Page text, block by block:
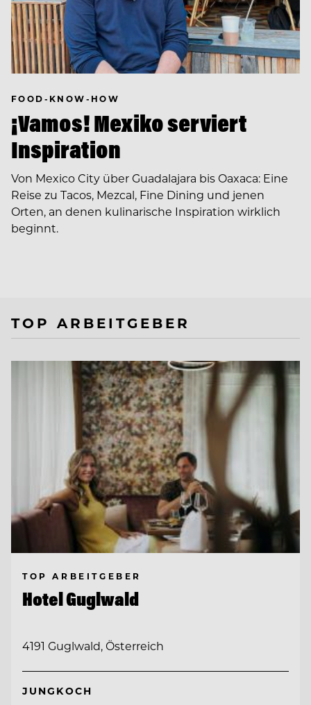
FOOD-KNOW-HOW
¡Vamos! Mexiko serviert
Inspiration
Von Mexico City über Guadalajara bis Oaxaca: Eine
Reise zu Tacos, Mezcal, Fine Dining und jenen
Orten, an denen kulinarische Inspiration wirklich
beginnt.
TOP ARBEITGEBER
TOP ARBEITGEBER
Hotel Guglwald
4191 Guglwald, Österreich
JUNGKOCH